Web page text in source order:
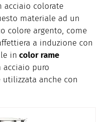
colorate
materiale ad un
colore argento, come
a induzione con
in color rame
acciaio puro
anche con